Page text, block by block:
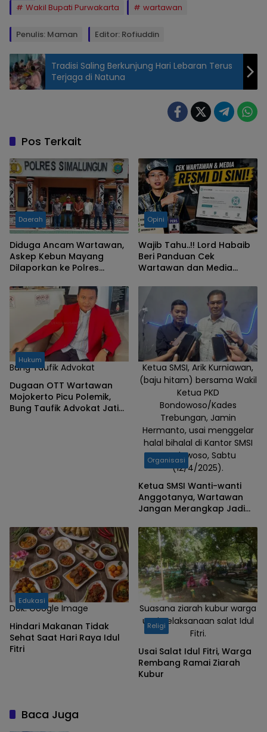
Wakil Bupati Purwakarta
wartawan
Penulis: Maman Editor: Rofiuddin
Purwakarta).
Tradisi Saling Berkunjung Hari Lebaran Terus
Terjaga di Natuna
Pos Terkait
Daerah
Diduga Ancam Wartawan,
Askep Kebun Mayang
Dilaporkan ke Polres
Opini
Wajib Tahu..!! Lord Habaib
Beri Panduan Cek
Wartawan dan Media
Bung Taufik Advokat
Hukum
Dugaan OTT Wartawan
Mojokerto Picu Polemik,
Bung Taufik Advokat Jatim
Ketua SMSI, Arik Kurniawan,
(baju hitam) bersama Wakil
Ketua PKD
Bondowoso/Kades
Trebungan, Jamin
Hermanto, usai menggelar
halal bihalal di Kantor SMSI
Bondowoso, Sabtu
(12/4/2025).
Organisasi
Ketua SMSI Wanti-wanti
Anggotanya, Wartawan
Jangan Merangkap Jadi
Bondowoso
Dok. Google Image
Edukasi
Hindari Makanan Tidak
Sehat Saat Hari Raya Idul
Fitri
Suasana ziarah kubur warga
usai pelaksanaan salat Idul
Fitri.
Religi
Usai Salat Idul Fitri, Warga
Rembang Ramai Ziarah
Kubur
Baca Juga